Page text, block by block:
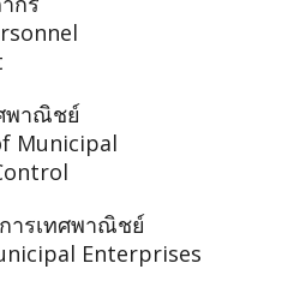
พาณิชย์
Municipal
ารเทศพาณิชย์
Enterprises